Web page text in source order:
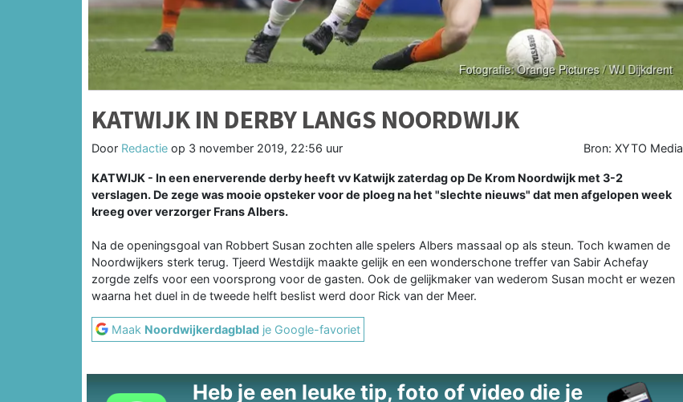
KATWIJK IN DERBY LANGS NOORDWIJK
Door Redactie op 3 november 2019, 22:56 uur Bron: XYTO Media
KATWIJK - In een enerverende derby heeft vv Katwijk zaterdag op De Krom Noordwijk met 3-2
verslagen. De zege was mooie opsteker voor de ploeg na het "slechte nieuws" dat men afgelopen week
kreeg over verzorger Frans Albers.
Na de openingsgoal van Robbert Susan zochten alle spelers Albers massaal op als steun. Toch kwamen de
Noordwijkers sterk terug. Tjeerd Westdijk maakte gelijk en een wonderschone treffer van Sabir Achefay
zorgde zelfs voor een voorsprong voor de gasten. Ook de gelijkmaker van wederom Susan mocht er wezen
waarna het duel in de tweede helft beslist werd door Rick van der Meer.
Maak Noordwijkerdagblad je Google-favoriet
Heb je een leuke tip, foto of video die je